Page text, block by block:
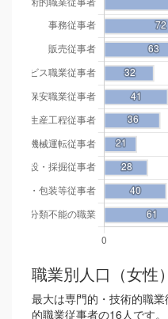
職業別人口（女性）
最大は専門的・技術的職
的職業従事者の16人です。